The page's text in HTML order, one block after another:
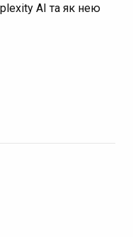
AI та як нею